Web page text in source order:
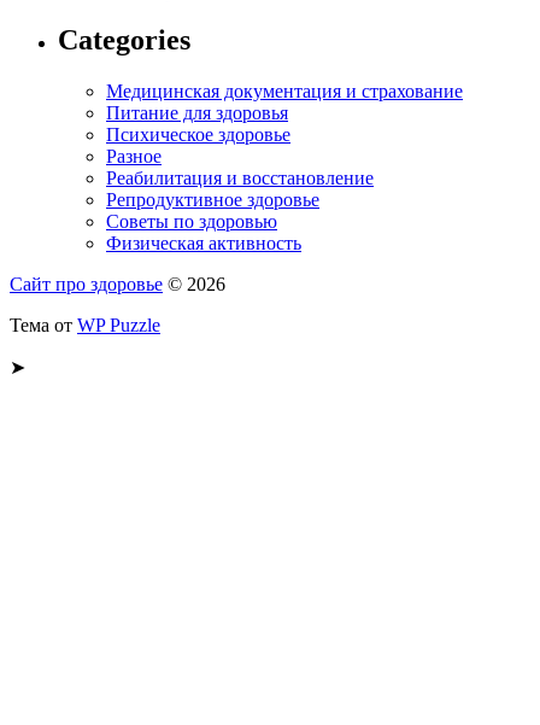
Categories
Медицинская документация и страхование
Питание для здоровья
Психическое здоровье
Разное
Реабилитация и восстановление
Репродуктивное здоровье
Советы по здоровью
Физическая активность
Сайт про здоровье © 2026
Тема от WP Puzzle
➤